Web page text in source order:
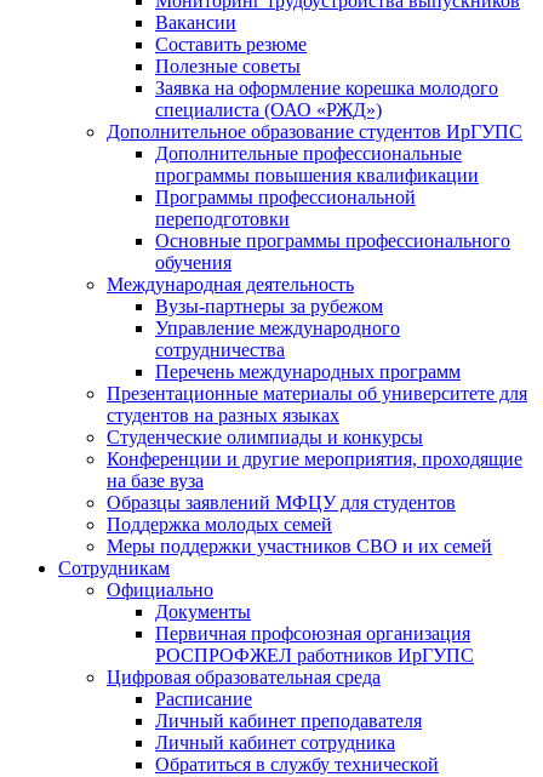
Вакансии
Составить резюме
Полезные советы
Заявка на оформление корешка молодого
специалиста (ОАО «РЖД»)
Дополнительное образование студентов ИрГУПС
Дополнительные профессиональные
программы повышения квалификации
Программы профессиональной
переподготовки
Основные программы профессионального
обучения
Международная деятельность
Вузы-партнеры за рубежом
Управление международного
сотрудничества
Перечень международных программ
Презентационные материалы об университете для
студентов на разных языках
Студенческие олимпиады и конкурсы
Конференции и другие мероприятия, проходящие
на базе вуза
Образцы заявлений МФЦУ для студентов
Поддержка молодых семей
Меры поддержки участников СВО и их семей
Сотрудникам
Официально
Документы
Первичная профсоюзная организация
РОСПРОФЖЕЛ работников ИрГУПС
Цифровая образовательная среда
Расписание
Личный кабинет преподавателя
Личный кабинет сотрудника
Обратиться в службу технической